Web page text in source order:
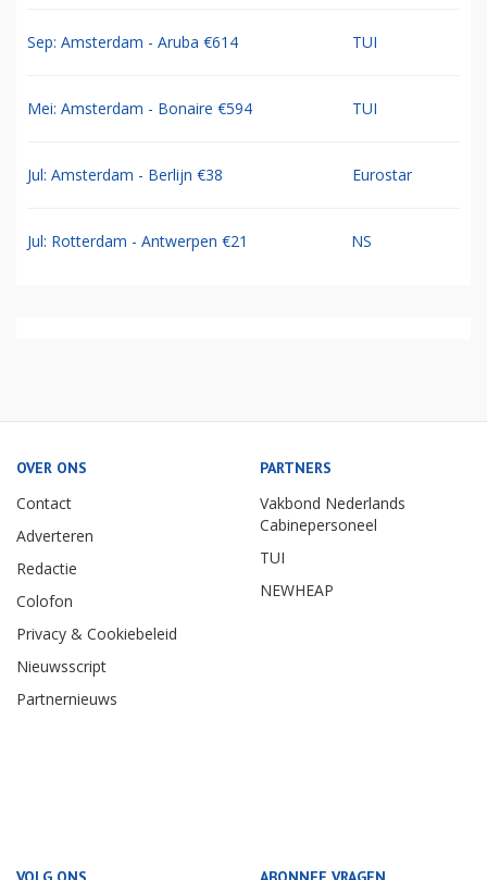
Sep: Amsterdam - Aruba €614 TUI
Mei: Amsterdam - Bonaire €594 TUI
Jul: Amsterdam - Berlijn €38 Eurostar
Jul: Rotterdam - Antwerpen €21 NS
OVER ONS
Contact
Adverteren
Redactie
Colofon
Privacy & Cookiebeleid
Nieuwsscript
Partnernieuws
PARTNERS
Vakbond Nederlands
Cabinepersoneel
TUI
NEWHEAP